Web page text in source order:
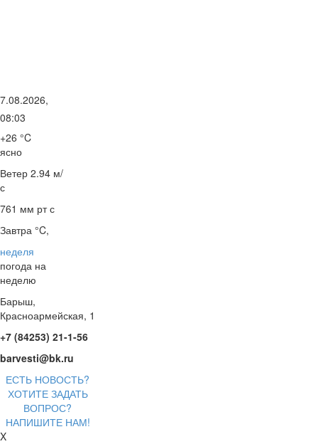
7.08.2026,
08:03
+26 °C
ясно
Ветер 2.94 м/
с
761 мм рт с
Завтра °C,
неделя
погода на
неделю
Барыш,
Красноармейская, 1
+7 (84253) 21-1-56
barvesti@bk.ru
ЕСТЬ НОВОСТЬ?
ХОТИТЕ ЗАДАТЬ
ВОПРОС?
НАПИШИТЕ НАМ!
X